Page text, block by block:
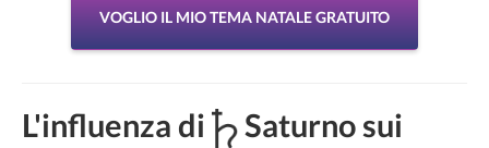
VOGLIO IL MIO TEMA NATALE GRATUITO
L'influenza di
Saturno sui